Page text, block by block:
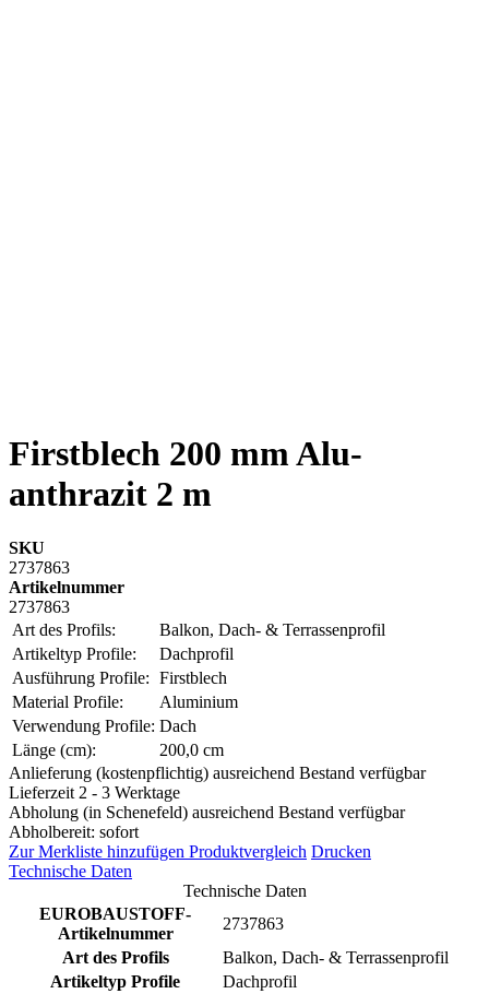
Firstblech 200 mm Alu-
anthrazit 2 m
SKU
2737863
Artikelnummer
2737863
Art des Profils:
Balkon, Dach- & Terrassenprofil
Artikeltyp Profile:
Dachprofil
Ausführung Profile: Firstblech
Material Profile:
Aluminium
Verwendung Profile: Dach
Länge (cm):
200,0 cm
Anlieferung (kostenpflichtig) ausreichend Bestand verfügbar
Lieferzeit 2 - 3 Werktage
Abholung (in Schenefeld) ausreichend Bestand verfügbar
Abholbereit: sofort
Zur Merkliste hinzufügen Produktvergleich Drucken
Technische Daten
Technische Daten
EUROBAUSTOFF-
Artikelnummer
2737863
Art des Profils
Balkon, Dach- & Terrassenprofil
Artikeltyp Profile
Dachprofil